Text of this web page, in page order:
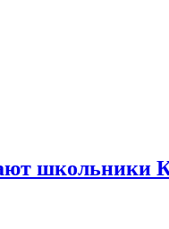
школьники